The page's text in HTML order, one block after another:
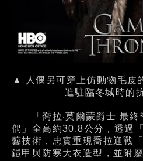
▲ 人偶另可穿上仿動物毛皮
進駐臨冬城時的
「喬拉‧莫爾蒙爵士 最終
偶」全高約30.8公分，透過
藝技術，忠實重現喬拉迎戰
鎧甲與防寒大衣造型，並附